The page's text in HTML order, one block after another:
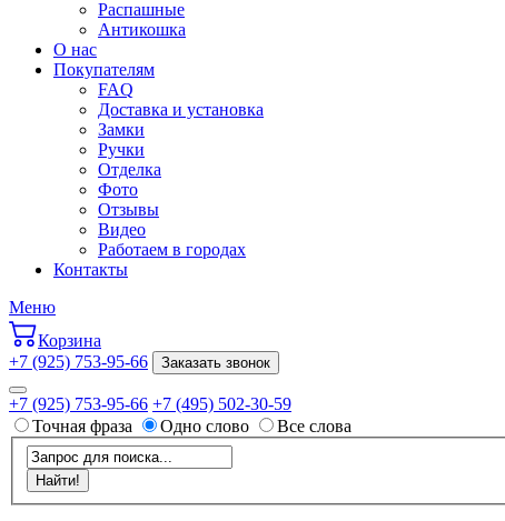
Распашные
Антикошка
О нас
Покупателям
FAQ
Доставка и установка
Замки
Ручки
Отделка
Фото
Отзывы
Видео
Работаем в городах
Контакты
Меню
Корзина
+7 (925) 753-95-66
Заказать звонок
+7 (925) 753-95-66 +7 (495) 502-30-59
Точная фраза
Одно слово Все слова